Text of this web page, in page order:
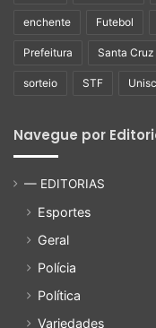
enchente Futebol
Prefeitura Santa Cruz
sorteio STF Unisc
Navegue por
— EDITORIAS
Esportes
Geral
Polícia
Política
Variedades